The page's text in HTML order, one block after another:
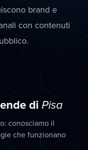
brand e
con contenuti
di Pisa
conosciamo il
che funzionano